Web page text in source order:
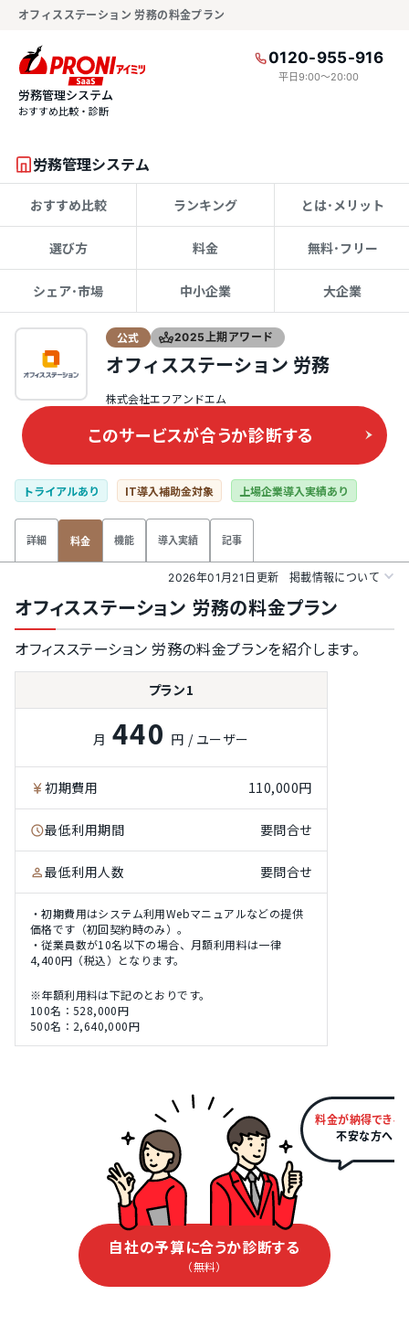
オフィスステーション 労務の料金プラン
0120-955-916
平日9:00〜20:00
労務管理システム
おすすめ比較・診断
労務管理システム
おすすめ比較 ランキング とは･メリット
選び方 料金 無料･フリー
シェア･市場 中小企業 大企業
公式 2025上期アワード
オフィスステーション 労務
株式会社エフアンドエム
このサービスが合うか診断する
トライアルあり IT導入補助金対象 上場企業導入実績あり
詳細 料金 機能 導入実績 記事
2026年01月21日更新 掲載情報について
オフィスステーション 労務の料金プラン
オフィスステーション 労務の料金プランを紹介します。
プラン1
月 440 円 / ユーザー
初期費用 110,000円
最低利用期間 要問合せ
最低利用人数 要問合せ
・初期費用はシステム利用Webマニュアルなどの提供
価格です（初回契約時のみ）。
・従業員数が10名以下の場合、月額利用料は一律
4,400円（税込）となります。
※年額利用料は下記のとおりです。
100名：528,000円
500名：2,640,000円
料金が納得できる
不安な方へ
自社の予算に合うか診断する
（無料）